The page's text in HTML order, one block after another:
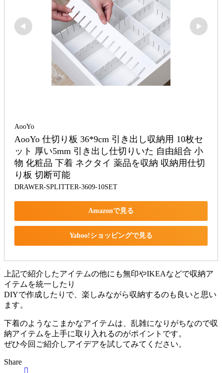
AooYo
AooYo 仕切り板 36*9cm 引き出し収納用 10枚セ
ット 厚い5mm 引き出し仕切りいた 自由組合 小
物 化粧品 下着 ネクタイ 薬品を収納 収納用仕切
り板 切断可能
DRAWER-SPLITTER-3609-10SET
Amazonで見る
Yahoo!ショッピングで見る
上記で紹介したアイテムの他にも無印やIKEAなどで収納ア
イテムを統一したり
DIYで作成したりで、楽しみながら収納するのも良いと思い
ます。
下着のようなこまかなアイテムは、乱雑になりがちなので収
納アイテムを上手に取り入れるのがポイントです。
ぜひ今回ご紹介しアイデアを試してみてください。
Share